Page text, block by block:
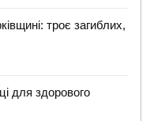
троє загиблих,
для здорового